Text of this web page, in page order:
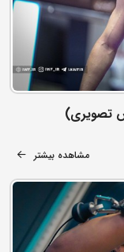
تصویری)
مشاهده بیشتر